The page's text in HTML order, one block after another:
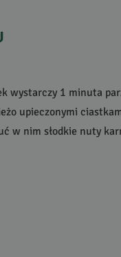
wystarczy 1 minuta
upieczonymi
w nim słodkie nuty